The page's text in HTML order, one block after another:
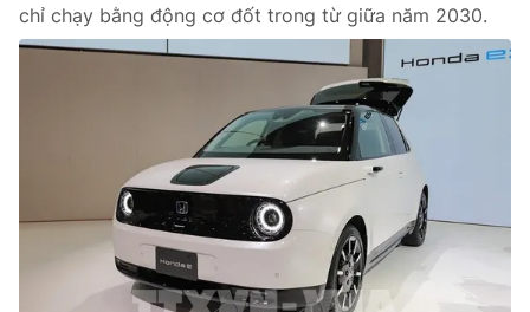
chỉ chạy bằng động cơ đốt trong từ giữa năm 2030.